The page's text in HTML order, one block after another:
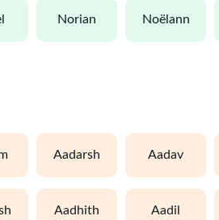
norian noëlann
aadarsh aadav
aadhith aadil